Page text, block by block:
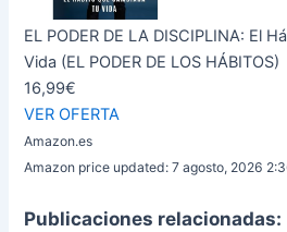
EL PODER DE LA DISCIPLINA: El
Vida (EL PODER DE LOS HÁBITOS)
16,99€
VER OFERTA
Amazon.es
Amazon price updated:7 agosto, 2026
Publicaciones relacionadas: